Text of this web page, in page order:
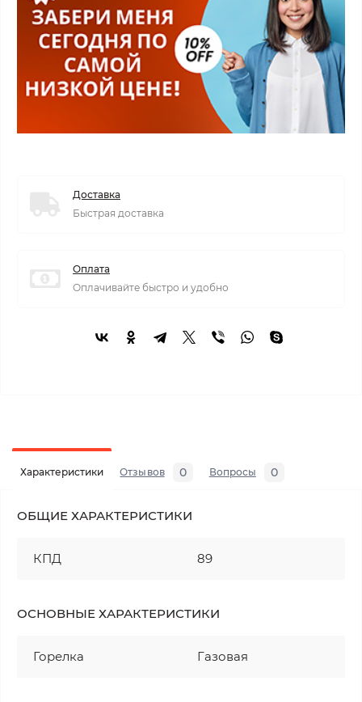
Доставка
Быстрая доставка
Оплата
Оплачивайте быстро и удобно
Характеристики Отзывов 0 Вопросы 0
ОБЩИЕ ХАРАКТЕРИСТИКИ
КПД 89
ОСНОВНЫЕ ХАРАКТЕРИСТИКИ
Горелка Газовая